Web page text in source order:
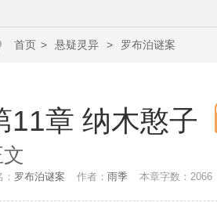
首页 > 悬疑灵异 > 罗布泊谜案
11章 纳木憨子
罗布泊谜案 作者： 雨季 本章字数：2066